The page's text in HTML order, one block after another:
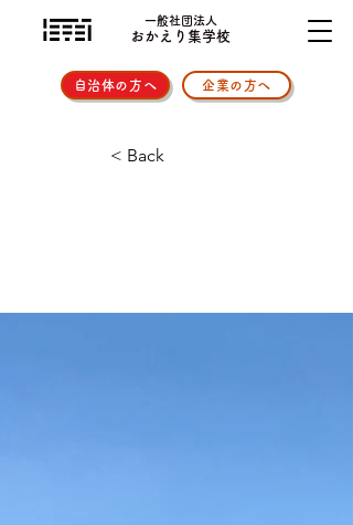
一般社団法人
おかえり集学校
自治体の方へ 企業の方へ
< Back